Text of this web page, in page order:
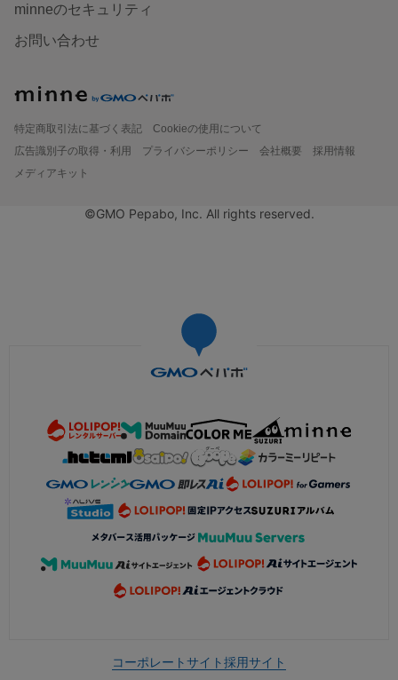
minneのセキュリティ
お問い合わせ
特定商取引法に基づく表記
Cookieの使用について
広告識別子の取得・利用
プライバシーポリシー 会社概要
採用情報
メディアキット
©GMO Pepabo, Inc. All rights reserved.
コーポレートサイト採用サイト